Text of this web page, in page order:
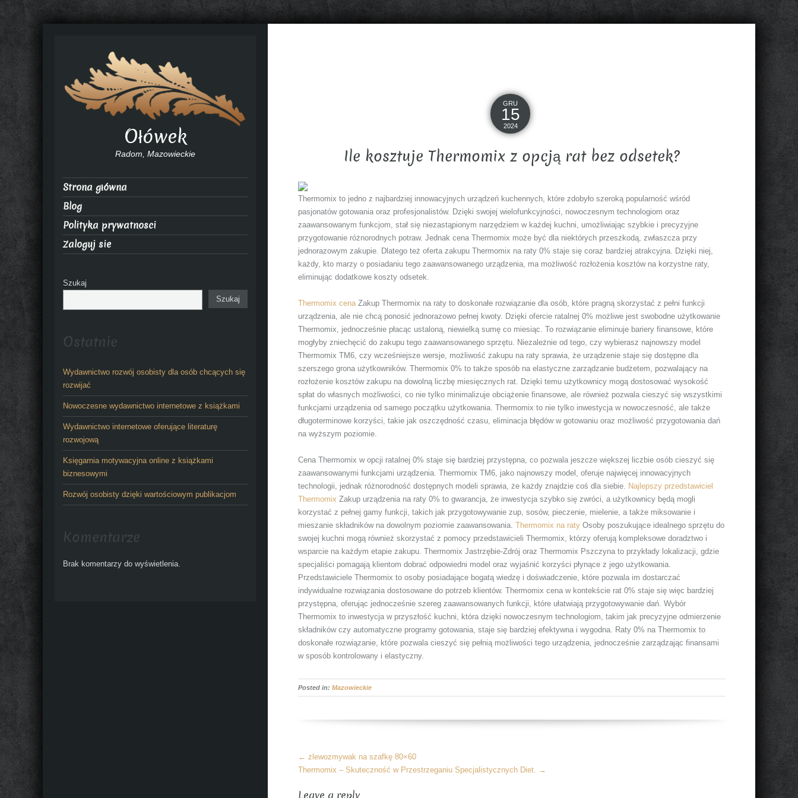
GRU
15
2024
Ile kosztuje Thermomix z opcją rat bez odsetek?
Thermomix to jedno z najbardziej innowacyjnych urządzeń kuchennych, które zdobyło szeroką popularność wśród
pasjonatów gotowania oraz profesjonalistów. Dzięki swojej wielofunkcyjności, nowoczesnym technologiom oraz
zaawansowanym funkcjom, stał się niezastąpionym narzędziem w każdej kuchni, umożliwiając szybkie i precyzyjne
przygotowanie różnorodnych potraw. Jednak cena Thermomix może być dla niektórych przeszkodą, zwłaszcza przy
jednorazowym zakupie. Dlatego też oferta zakupu Thermomix na raty 0% staje się coraz bardziej atrakcyjna. Dzięki niej,
każdy, kto marzy o posiadaniu tego zaawansowanego urządzenia, ma możliwość rozłożenia kosztów na korzystne raty,
eliminując dodatkowe koszty odsetek.
Thermomix cenaZakup Thermomix na raty to doskonałe rozwiązanie dla osób, które pragną skorzystać z pełni funkcji
urządzenia, ale nie chcą ponosić jednorazowo pełnej kwoty. Dzięki ofercie ratalnej 0% możliwe jest swobodne użytkowanie
Thermomix, jednocześnie płacąc ustaloną, niewielką sumę co miesiąc. To rozwiązanie eliminuje bariery finansowe, które
mogłyby zniechęcić do zakupu tego zaawansowanego sprzętu. Niezależnie od tego, czy wybierasz najnowszy model
Thermomix TM6, czy wcześniejsze wersje, możliwość zakupu na raty sprawia, że urządzenie staje się dostępne dla
szerszego grona użytkowników. Thermomix 0% to także sposób na elastyczne zarządzanie budżetem, pozwalający na
rozłożenie kosztów zakupu na dowolną liczbę miesięcznych rat. Dzięki temu użytkownicy mogą dostosować wysokość
spłat do własnych możliwości, co nie tylko minimalizuje obciążenie finansowe, ale również pozwala cieszyć się wszystkimi
funkcjami urządzenia od samego początku użytkowania. Thermomix to nie tylko inwestycja w nowoczesność, ale także
długoterminowe korzyści, takie jak oszczędność czasu, eliminacja błędów w gotowaniu oraz możliwość przygotowania dań
na wyższym poziomie.
Cena Thermomix w opcji ratalnej 0% staje się bardziej przystępna, co pozwala jeszcze większej liczbie osób cieszyć się
zaawansowanymi funkcjami urządzenia. Thermomix TM6, jako najnowszy model, oferuje najwięcej innowacyjnych
technologii, jednak różnorodność dostępnych modeli sprawia, że każdy znajdzie coś dla siebie. Najlepszy przedstawiciel
Thermomix Zakup urządzenia na raty 0% to gwarancja, że inwestycja szybko się zwróci, a użytkownicy będą mogli
korzystać z pełnej gamy funkcji, takich jak przygotowywanie zup, sosów, pieczenie, mielenie, a także miksowanie i
mieszanie składników na dowolnym poziomie zaawansowania.Thermomix na raty Osoby poszukujące idealnego sprzętu do
swojej kuchni mogą również skorzystać z pomocy przedstawicieli Thermomix, którzy oferują kompleksowe doradztwo i
wsparcie na każdym etapie zakupu. Thermomix Jastrzębie-Zdrój oraz Thermomix Pszczyna to przykłady lokalizacji, gdzie
specjaliści pomagają klientom dobrać odpowiedni model oraz wyjaśnić korzyści płynące z jego użytkowania.
Przedstawiciele Thermomix to osoby posiadające bogatą wiedzę i doświadczenie, które pozwala im dostarczać
indywidualne rozwiązania dostosowane do potrzeb klientów. Thermomix cena w kontekście rat 0% staje się więc bardziej
przystępna, oferując jednocześnie szereg zaawansowanych funkcji, które ułatwiają przygotowywanie dań. Wybór
Thermomix to inwestycja w przyszłość kuchni, która dzięki nowoczesnym technologiom, takim jak precyzyjne odmierzenie
składników czy automatyczne programy gotowania, staje się bardziej efektywna i wygodna. Raty 0% na Thermomix to
doskonałe rozwiązanie, które pozwala cieszyć się pełnią możliwości tego urządzenia, jednocześnie zarządzając finansami
w sposób kontrolowany i elastyczny.
Posted in:Mazowieckie
More
Articles
← zlewozmywak na szafkę 80×60
Thermomix – Skuteczność w Przestrzeganiu Specjalistycznych Diet. →
Ołówek
Radom, Mazowieckie
Strona główna
Blog
Polityka prywatnosci
Zaloguj sie
Szukaj
Szukaj
Ostatnie
Wydawnictwo rozwój osobisty dla osób chcących się
rozwijać
Nowoczesne wydawnictwo internetowe z książkami
Wydawnictwo internetowe oferujące literaturę
rozwojową
Księgarnia motywacyjna online z książkami
biznesowymi
Rozwój osobisty dzięki wartościowym publikacjom
Komentarze
Brak komentarzy do wyświetlenia.